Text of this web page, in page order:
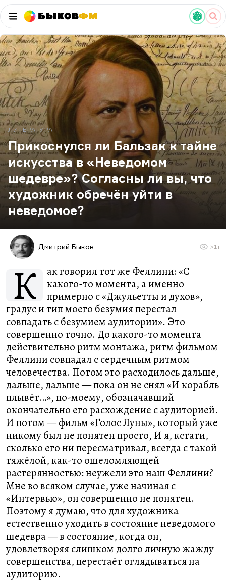
БыковФМ
ЛИТЕРАТУРА
Прикоснулся ли Бальзак к тайне
искусства в «Неведомом
шедевре»? Согласны ли вы, что
художник обречён уйти в
неведомое?
Дмитрий Быков >1т
К
ак говорил тот же Феллини: «С
какого-то момента, а именно
примерно с «Джульетты и духов»,
градус и тип моего безумия перестал
совпадать с безумием аудитории». Это
совершенно точно. До какого-то момента
действительно ритм монтажа, ритм фильмом
Феллини совпадал с сердечным ритмом
человечества. Потом это расходилось дальше,
дальше, дальше — пока он не снял «И корабль
плывёт…», по-моему, обозначавший
окончательно его расхождение с аудиторией.
И потом — фильм «Голос Луны», который уже
никому был не понятен просто, И я, кстати,
сколько его ни пересматривал, всегда с такой
тяжёлой, как-то ошеломляющей
растерянностью: неужели это наш Феллини?
Мне во всяком случае, уже начиная с
«Интервью», он совершенно не понятен.
Поэтому я думаю, что для художника
естественно уходить в состояние неведомого
шедевра — в состояние, когда он,
удовлетворяя слишком долго личную жажду
совершенства, перестаёт оглядываться на
аудиторию.